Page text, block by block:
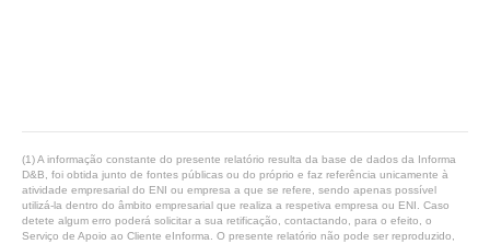
(1) A informação constante do presente relatório resulta da base de dados da Informa
D&B, foi obtida junto de fontes públicas ou do próprio e faz referência unicamente à
atividade empresarial do ENI ou empresa a que se refere, sendo apenas possível
utilizá-la dentro do âmbito empresarial que realiza a respetiva empresa ou ENI. Caso
detete algum erro poderá solicitar a sua retificação, contactando, para o efeito, o
Serviço de Apoio ao Cliente eInforma. O presente relatório não pode ser reproduzido,